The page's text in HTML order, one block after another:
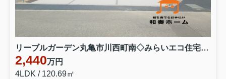
リーブルガーデン丸亀市川西町南◇みらいエコ住宅補助金対象のお得な長期優良住宅です。 ３号棟
2,440万円
4LDK / 120.69㎡